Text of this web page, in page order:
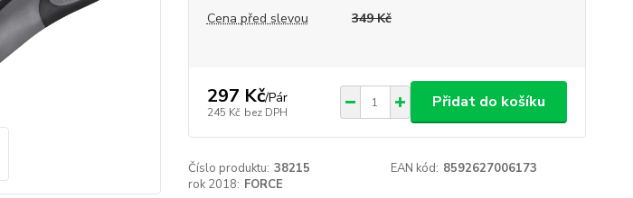
Cena před slevou
349 Kč
297 Kč/Pár
245 Kč bez DPH
Přidat do košíku
Číslo produktu: 38215 EAN kód: 8592627006173
rok 2018: FORCE